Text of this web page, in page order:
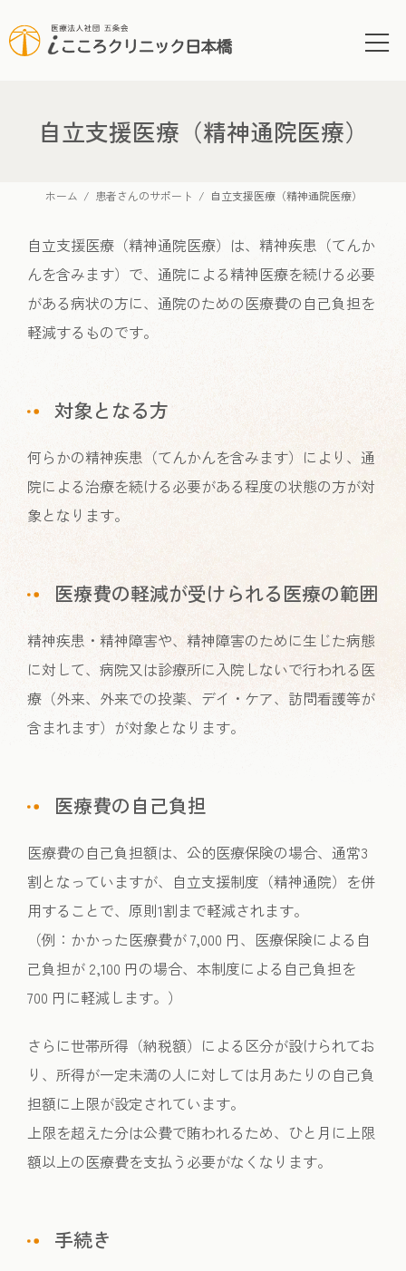
ン
テ
ビ
ゲ
自立支援医療（精神通院医療）
ホーム 患者さんのサポート 自立支援医療（精神通院医療）
自立支援医療（精神通院医療）は、精神疾患（てんか
んを含みます）で、通院による精神医療を続ける必要
がある病状の方に、通院のための医療費の自己負担を
軽減するものです。
対象となる方
何らかの精神疾患（てんかんを含みます）により、通
院による治療を続ける必要がある程度の状態の方が対
象となります。
医療費の軽減が受けられる医療の範囲
精神疾患・精神障害や、精神障害のために生じた病態
に対して、病院又は診療所に入院しないで行われる医
療（外来、外来での投薬、デイ・ケア、訪問看護等が
含まれます）が対象となります。
医療費の自己負担
医療費の自己負担額は、公的医療保険の場合、通常3
割となっていますが、自立支援制度（精神通院）を併
用することで、原則1割まで軽減されます。
（例：かかった医療費が 7,000 円、医療保険による自
己負担が 2,100 円の場合、本制度による自己負担を
700 円に軽減します。）
さらに世帯所得（納税額）による区分が設けられてお
り、所得が一定未満の人に対しては月あたりの自己負
担額に上限が設定されています。
上限を超えた分は公費で賄われるため、ひと月に上限
額以上の医療費を支払う必要がなくなります。
手続き